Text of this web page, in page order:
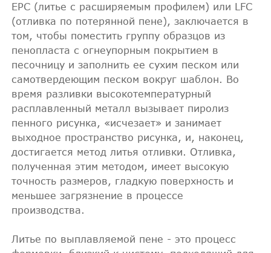
EPC (литье с расширяемым профилем) или LFC
(отливка по потерянной пене), заключается в
том, чтобы поместить группу образцов из
пенопласта с огнеупорным покрытием в
песочницу и заполнить ее сухим песком или
самотвердеющим песком вокруг шаблон. Во
время разливки высокотемпературный
расплавленный металл вызывает пиролиз
пенного рисунка, «исчезает» и занимает
выходное пространство рисунка, и, наконец,
достигается метод литья отливки. Отливка,
полученная этим методом, имеет высокую
точность размеров, гладкую поверхность и
меньшее загрязнение в процессе
производства.
Литье по выплавляемой пене - это процесс